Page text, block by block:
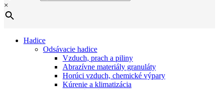
×
Hadice
Odsávacie hadice
Vzduch, prach a piliny
Abrazívne materiály granuláty
Horúci vzduch, chemické výpary
Kúrenie a klimatizácia